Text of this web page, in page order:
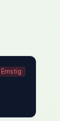
Ernstig